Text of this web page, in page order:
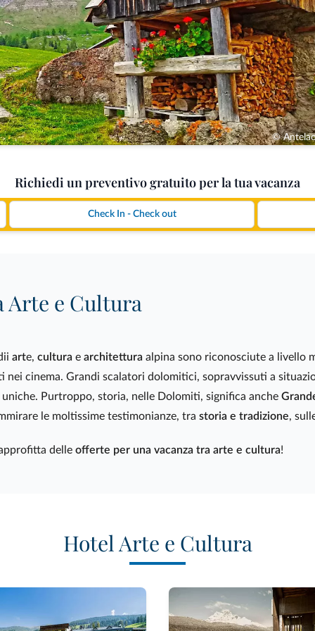
©
Richiedi un preventivo gratuito per la tua vacanza
Arte e Cultura
arte, cultura e architettura alpina sono riconosciute a livello
cinema. Grandi scalatori dolomitici, sopravvissuti a
Purtroppo, storia, nelle Dolomiti, significa anche
le moltissime testimonianze, tra storia e tradizione,
delle offerte per una vacanza tra arte e cultura!
Hotel Arte e Cultura